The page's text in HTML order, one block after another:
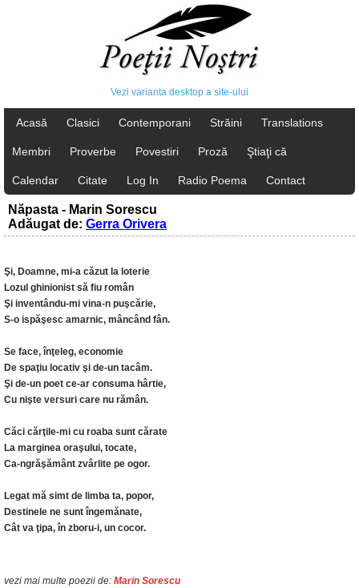
Vezi varianta desktop a site-ului
Acasă Clasici Contemporani Străini Translations
Membri Proverbe Povestiri Proză Ştiaţi că
Calendar Citate Log In Radio Poema Contact
Năpasta - Marin Sorescu
Adăugat de: Gerra Orivera
Şi, Doamne, mi-a căzut la loterie
Lozul ghinionist să fiu român
Şi inventându-mi vina-n puşcărie,
S-o ispăşesc amarnic, mâncând fân.
Se face, înţeleg, economie
De spaţiu locativ şi de-un tacâm.
Şi de-un poet ce-ar consuma hârtie,
Cu nişte versuri care nu rămân.
Căci cărţile-mi cu roaba sunt cărate
La marginea oraşului, tocate,
Ca-ngrăşământ zvârlite pe ogor.
Legat mă simt de limba ta, popor,
Destinele ne sunt îngemănate,
Cât va ţipa, în zboru-i, un cocor.
vezi mai multe poezii de: Marin Sorescu